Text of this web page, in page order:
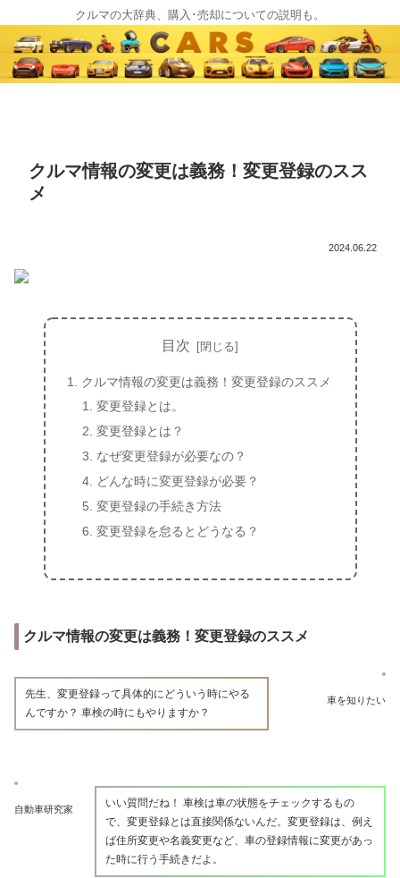
クルマの大辞典、購入･売却についての説明も。
クルマ情報の変更は義務！変更登録のスス
メ
2024.06.22
目次
クルマ情報の変更は義務！変更登録のススメ
変更登録とは。
変更登録とは？
なぜ変更登録が必要なの？
どんな時に変更登録が必要？
変更登録の手続き方法
変更登録を怠るとどうなる？
クルマ情報の変更は義務！変更登録のススメ
車を知りたい
先生、変更登録って具体的にどういう時にやる
んですか？ 車検の時にもやりますか？
自動車研究家
いい質問だね！ 車検は車の状態をチェックするもの
で、変更登録とは直接関係ないんだ。変更登録は、例え
ば住所変更や名義変更など、車の登録情報に変更があっ
た時に行う手続きだよ。